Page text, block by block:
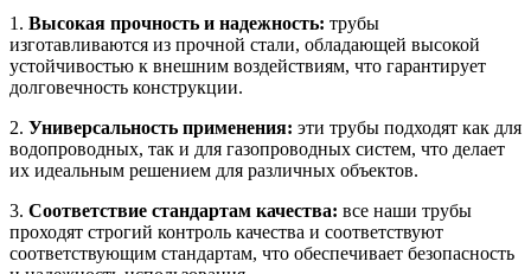
1. Высокая прочность и надежность: трубы
изготавливаются из прочной стали, обладающей высокой
устойчивостью к внешним воздействиям, что гарантирует
долговечность конструкции.
2. Универсальность применения: эти трубы подходят как для
водопроводных, так и для газопроводных систем, что делает
их идеальным решением для различных объектов.
3. Соответствие стандартам качества: все наши трубы
проходят строгий контроль качества и соответствуют
соответствующим стандартам, что обеспечивает безопасность